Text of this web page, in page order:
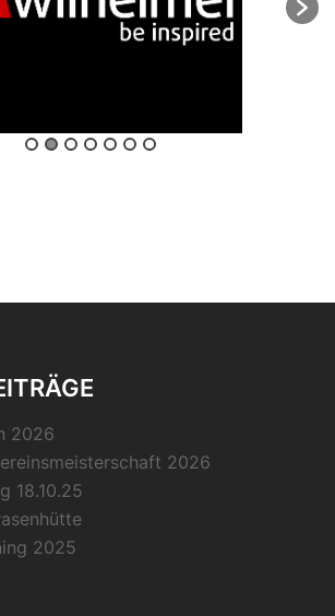
2026
2026
18.10.25
2025